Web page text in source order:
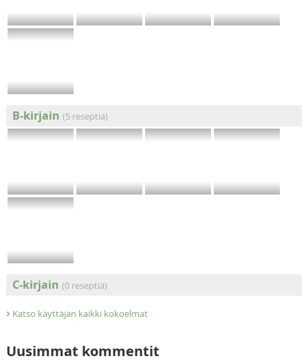
B-kirjain (5 reseptiä)
C-kirjain (0 reseptiä)
› Katso käyttäjän kaikki kokoelmat
Uusimmat kommentit